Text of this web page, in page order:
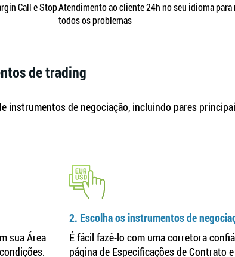
Call e StopAtendimento ao cliente 24h no seu idioma para
todos os problemas
de trading
instrumentos de negociação, incluindo pares
sua Área
2. Escolha os instrumentos de
É fácil fazê-lo com uma corretora
página de Especificações de Contrato